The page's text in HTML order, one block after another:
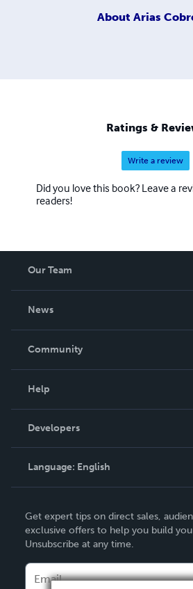
About Arias
Ratings &
Write a review
Did you love this book? Leave a
readers!
Our Team
News
In The News
Community
Podcast
Help
Order Lookup
Knowledge Base
Contact Support
Developers
Language: English
Deutsch
Français
Get expert tips on direct sales,
exclusive offers to help you build
Unsubscribe at any time.